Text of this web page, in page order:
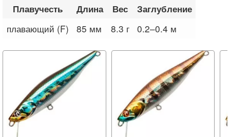
Плавучесть Длина Вес Заглубление
плавающий (F) 85 мм 8.3 г 0.2–0.4 м